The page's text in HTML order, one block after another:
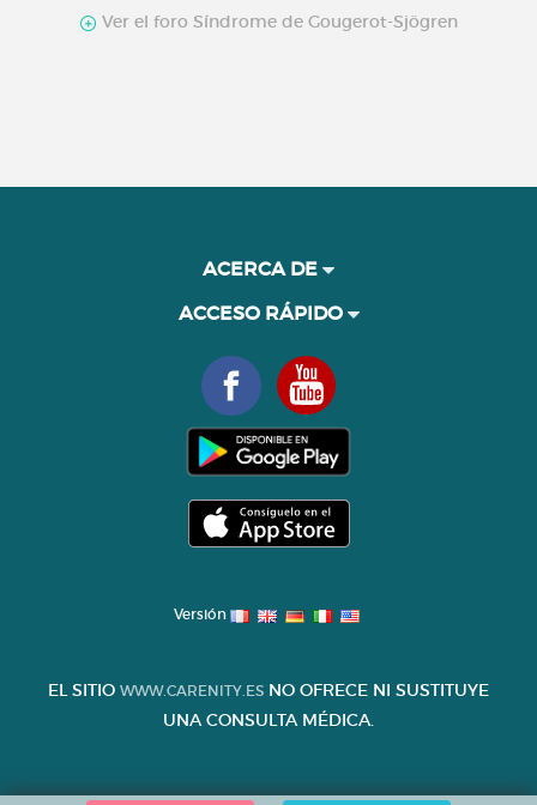
Penfigoide ampolloso
Ver el foro Síndrome de Gougerot-Sjögren
ACERCA DE
ACCESO RÁPIDO
Versión
EL SITIO WWW.CARENITY.ES NO OFRECE NI SUSTITUYE
UNA CONSULTA MÉDICA.